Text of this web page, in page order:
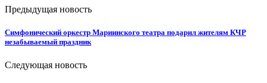
Предыдущая новость
Симфонический оркестр Мариинского театра подарил жителям КЧР
незабываемый праздник
Следующая новость